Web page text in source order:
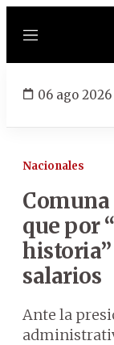
Menú
06 ago 2026
Nacionales
que por
salarios
Ante la